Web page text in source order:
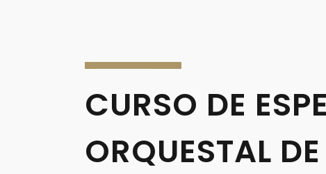
CURSO DE
ORQUESTAL